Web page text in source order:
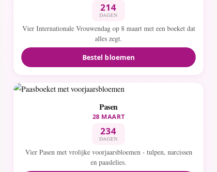
214
DAGEN
Vier Internationale Vrouwendag op 8 maart met een boeket dat
alles zegt.
Bestel bloemen
Pasen
28 MAART
234
DAGEN
Vier Pasen met vrolijke voorjaarsbloemen - tulpen, narcissen
en paaslelies.